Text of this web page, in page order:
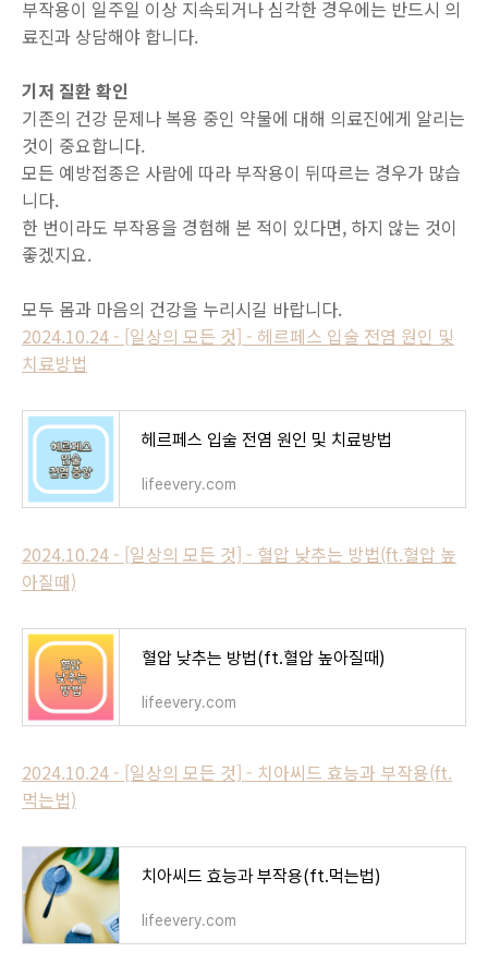
부작용이 일주일 이상 지속되거나 심각한 경우에는 반드시 의
료진과 상담해야 합니다.
기저 질환 확인
기존의 건강 문제나 복용 중인 약물에 대해 의료진에게 알리는
것이 중요합니다.
모든 예방접종은 사람에 따라 부작용이 뒤따르는 경우가 많습
니다.
한 번이라도 부작용을 경험해 본 적이 있다면, 하지 않는 것이
좋겠지요.
모두 몸과 마음의 건강을 누리시길 바랍니다.
2024.10.24 - [일상의 모든 것] - 헤르페스 입술 전염 원인 및
치료방법
헤르페스 입술 전염 원인 및 치료방법
lifeevery.com
2024.10.24 - [일상의 모든 것] - 혈압 낮추는 방법(ft.혈압 높
아질때)
혈압 낮추는 방법(ft.혈압 높아질때)
lifeevery.com
2024.10.24 - [일상의 모든 것] - 치아씨드 효능과 부작용(ft.
먹는법)
치아씨드 효능과 부작용(ft.먹는법)
lifeevery.com